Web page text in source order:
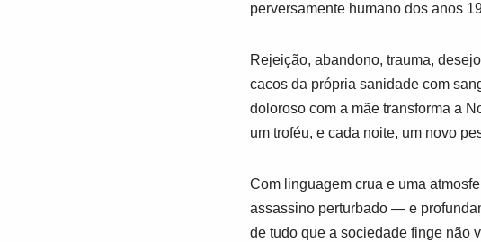
perversamente humano dos anos
Rejeição, abandono, trauma,
cacos da própria sanidade com
doloroso com a mãe transforma a
um troféu, e cada noite, um novo
Com linguagem crua e uma
assassino perturbado ― e
de tudo que a sociedade finge não